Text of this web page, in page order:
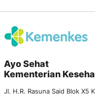
Ayo Sehat
Kementerian
Jl. H.R. Rasuna Said Blok X5